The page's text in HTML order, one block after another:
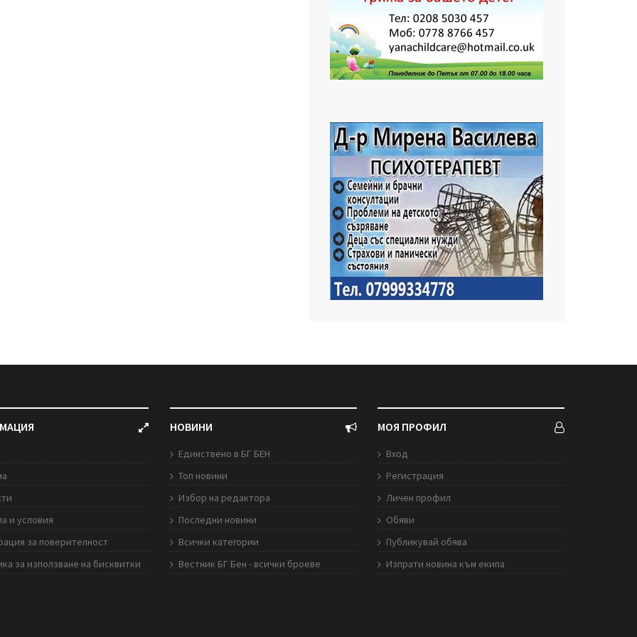
и условия
за поверителност
за използване на бисквитки
НОВИНИ
Единствено в БГ БЕН
Топ новини
Избор на редактора
Последни новини
Всички категории
Вестник БГ Бен - всички броеве
МОЯ ПРОФИЛ
Вход
Регистрация
Личен профил
Обяви
Публикувай обява
Изпрати новина към екипа